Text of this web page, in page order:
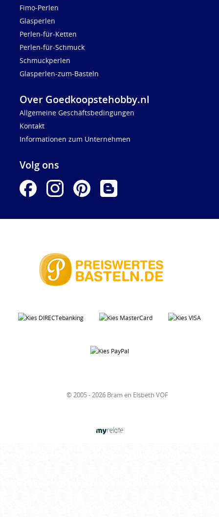
Fimo-Perlen
Glasperlen
Perlen-für-Ketten
Perlen-für-Schmuck
Schmuckperlen
Glasperlen-zum-Basteln
Over Goedkoopstehobby.nl
Allgemeine Geschäftsbedingungen
Kontakt
Informationen zum Unternehmen
Volg ons
© 2005 - 2026 Bram en Elsbeth VOF